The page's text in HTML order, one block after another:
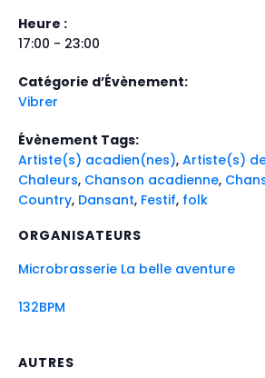
Heure :
17:00 - 23:00
Catégorie d’Évènement:
Vibrer
Évènement Tags:
Artiste(s) acadien(nes), Artiste(s)
Chaleurs, Chanson acadienne,
Country, Dansant, Festif, folk
ORGANISATEURS
Microbrasserie La belle aventure
132BPM
AUTRES